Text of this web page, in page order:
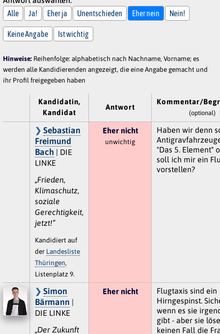
Alle
Ja! Eher ja Unentschieden Eher nein Nein!
Keine Angabe Ist wichtig
Hinweise: Reihenfolge: alphabetisch nach Nachname, Vorname; es
werden alle Kandidierenden angezeigt, die eine Angabe gemacht und
ihr Profil freigegeben haben
Kandidatin,
Kandidat
Antwort
Kommentar/
(optional)
Sebastian
Freimund
Bach | DIE
LINKE
„Frieden,
Klimaschutz,
soziale
Gerechtigkeit,
jetzt!“
Kandidiert auf
der Landesliste
Thüringen,
Listenplatz 9.
Eher nicht
unwichtig
Haben wir denn
"Das 5. Element"
soll ich mir ein
vorstellen?
Simon
Bärmann |
DIE LINKE
„Der Zukunft
Eher nicht
Flugtaxis sind ein
Hirngespinst.
wenn es sie
gibt - aber sie
keinen Fall die